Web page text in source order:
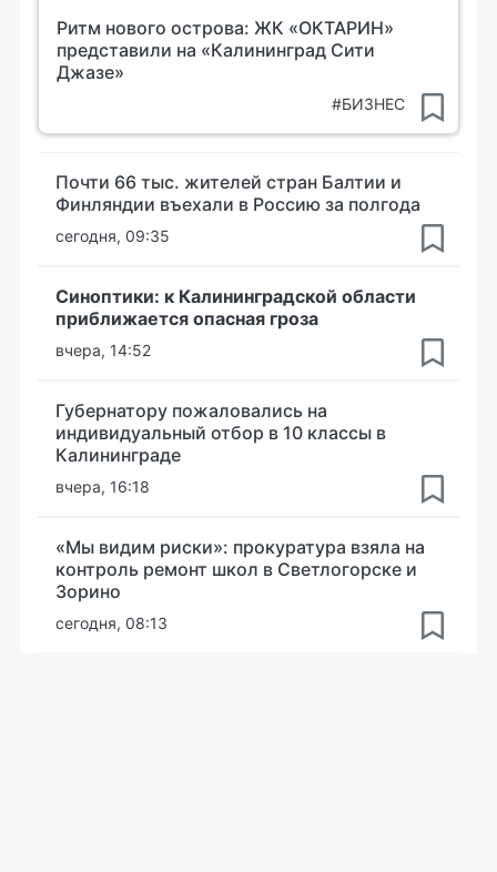
Ритм нового острова: ЖК «ОКТАРИН»
представили на «Калининград Сити
Джазе»
#БИЗНЕС
Почти 66 тыс. жителей стран Балтии и
Финляндии въехали в Россию за полгода
сегодня, 09:35
Синоптики: к Калининградской области
приближается опасная гроза
вчера, 14:52
Губернатору пожаловались на
индивидуальный отбор в 10 классы в
Калининграде
вчера, 16:18
«Мы видим риски»: прокуратура взяла на
контроль ремонт школ в Светлогорске и
Зорино
сегодня, 08:13